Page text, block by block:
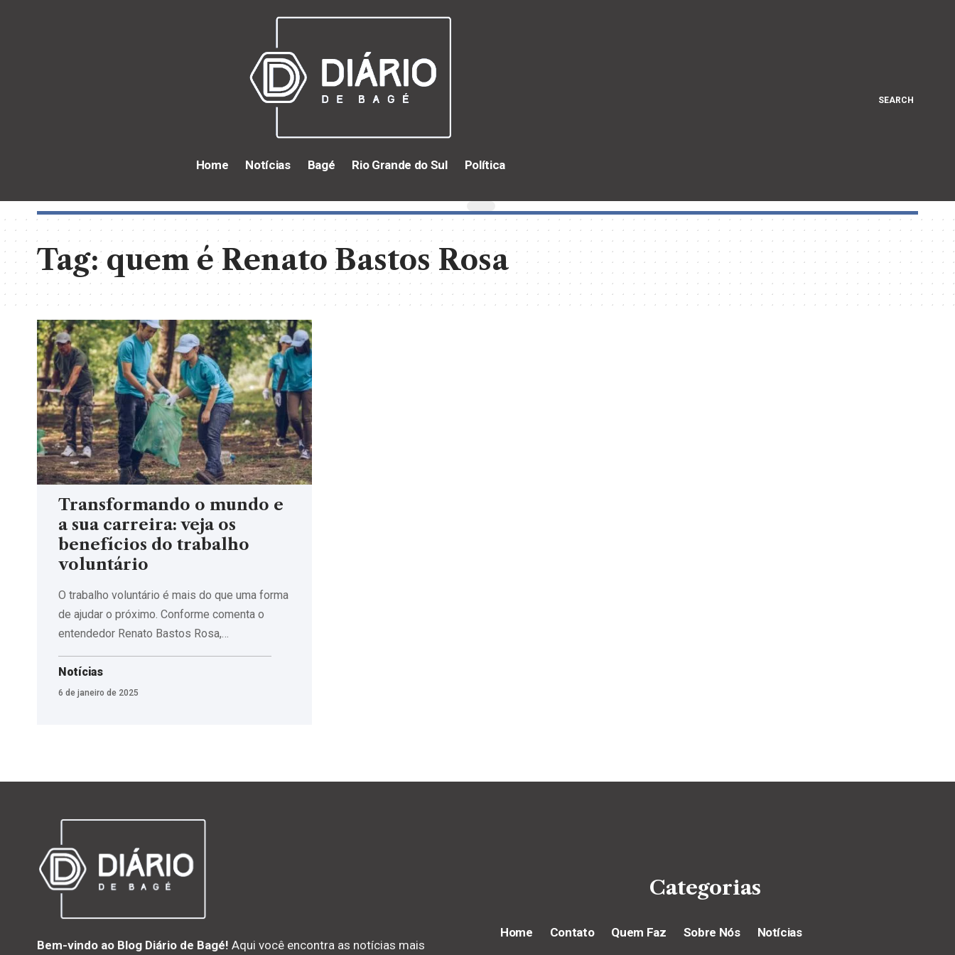
Home Notícias Bagé Rio Grande do Sul Política
SEARCH
Tag:quem é Renato Bastos Rosa
Transformando o mundo e
a sua carreira: veja os
benefícios do trabalho
voluntário
O trabalho voluntário é mais do que uma forma
de ajudar o próximo. Conforme comenta o
entendedor Renato Bastos Rosa,…
Notícias
6 de janeiro de 2025
Bem-vindo ao Blog Diário de Bagé! Aqui você encontra as notícias mais
Categorias
Home Contato Quem Faz Sobre Nós Notícias